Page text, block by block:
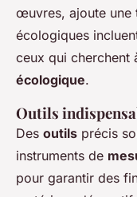
œuvres, ajoute une
écologiques
ceux qui cherchent
écologique.
Outils
Des outils précis
instruments de
pour garantir des